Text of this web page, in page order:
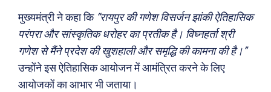
मुख्यमंत्री ने कहा कि “रायपुर की गणेश विसर्जन झांकी ऐतिहासिक
परंपरा और सांस्कृतिक धरोहर का प्रतीक है। विघ्नहर्ता श्री
गणेश से मैंने प्रदेश की खुशहाली और समृद्धि की कामना की है।”
उन्होंने इस ऐतिहासिक आयोजन में आमंत्रित करने के लिए
आयोजकों का आभार भी जताया।